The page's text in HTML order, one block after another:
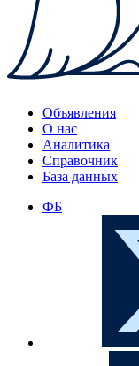
Объявления
О нас
Аналитика
Справочник
База данных
ФБ